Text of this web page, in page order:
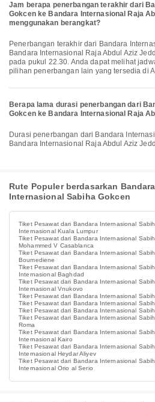
Jam berapa penerbangan terakhir dari
Gokcen ke Bandara Internasional Raja
menggunakan berangkat?
Penerbangan terakhir dari Bandara Internasional Sabiha Gokcen ke
Bandara Internasional Raja Abdul Aziz
pada pukul 22.30. Anda dapat melihat
pilihan penerbangan lain yang tersedia di
Berapa lama durasi penerbangan dari
Gokcen ke Bandara Internasional Raja
Durasi penerbangan dari Bandara Internasional Sabiha Gokcen ke
Bandara Internasional Raja Abdul Aziz
Rute Populer berdasarkan
Internasional Sabiha Gokcen
Tiket Pesawat dari Bandara Internasional
Internasional Kuala Lumpur
Tiket Pesawat dari Bandara Internasional
Mohammed V Casablanca
Tiket Pesawat dari Bandara Internasional
Boumediene
Tiket Pesawat dari Bandara Internasional
Internasional Baghdad
Tiket Pesawat dari Bandara Internasional
Internasional Vnukovo
Tiket Pesawat dari Bandara Internasional
Tiket Pesawat dari Bandara Internasional
Tiket Pesawat dari Bandara Internasional
Tiket Pesawat dari Bandara Internasional
Roma
Tiket Pesawat dari Bandara Internasional
Internasional Kairo
Tiket Pesawat dari Bandara Internasional
Internasional Heydar Aliyev
Tiket Pesawat dari Bandara Internasional
Internasional Orio al Serio